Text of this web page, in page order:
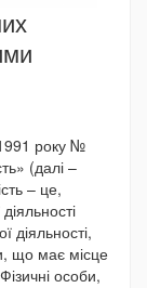
1991 року №
(далі –
– це,
діяльності,
що має місце
особи,